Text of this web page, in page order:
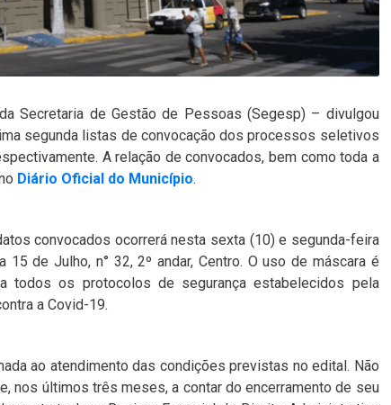
Secretaria de Gestão de Pessoas (Segesp) – divulgou
segunda listas de convocação dos processos seletivos
A relação de convocados, bem como toda a
Diário Oficial do Município.
convocados ocorrerá nesta sexta (10) e segunda-feira
15 de Julho, n° 32, 2º andar, Centro. O uso de máscara é
os protocolos de segurança estabelecidos pela
a Covid-19.
ao atendimento das condições previstas no edital. Não
nos últimos três meses, a contar do encerramento de seu